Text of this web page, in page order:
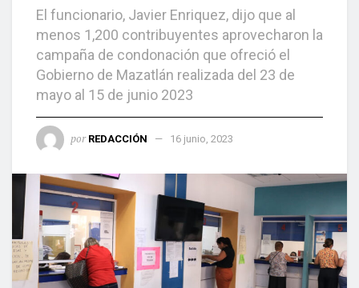
El funcionario, Javier Enriquez, dijo que al
menos 1,200 contribuyentes aprovecharon la
campaña de condonación que ofreció el
Gobierno de Mazatlán realizada del 23 de
mayo al 15 de junio 2023
por REDACCIÓN 16 junio, 2023